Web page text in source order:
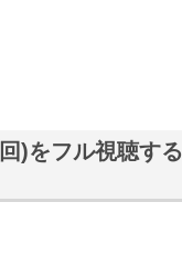
)をフル視聴する